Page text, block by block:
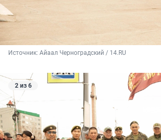
Источник: Айаал Черноградский / 14.RU
2 из 6